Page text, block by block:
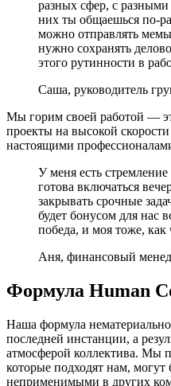
разных сфер, с
них ты общаешься по-
можно отправлять
нужно сохранять
этого рутинности в
Саша, руководитель
Мы горим своей работой —
проекты на высокой
настоящими
У меня есть стремление
готова включаться
закрывать срочные
будет бонусом для нас
победа, и моя тоже, как
Аня, финансовый
Формула Human
Наша формула
последней инстанции, а
атмосферой коллектива. Мы
которые подходят нам,
неприменимыми в других